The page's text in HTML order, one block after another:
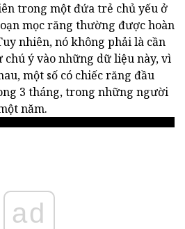
trong một đứa trẻ chủ yếu ở
mọc răng thường được hoàn
nhiên, nó không phải là cần
chú ý vào những dữ liệu này, vì
một số có chiếc răng đầu
3 tháng, trong những người
năm.
ad